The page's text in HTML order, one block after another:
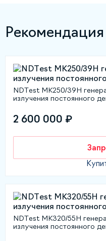
Рекомендация
NDTest МК250/39Н
излучения постоянного
2 600 000 ₽
NDTest МК320/55Н
излучения постоянного